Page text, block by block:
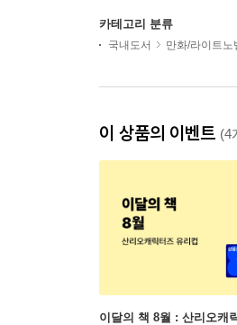
카테고리 분류
국내도서 만화/라이트노
이 상품의 이벤트 (4
이달의 책 8월 : 산리오캐